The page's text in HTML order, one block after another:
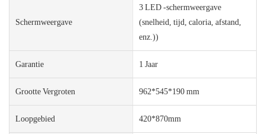
Schermweergave
3 LED -schermweergave
(snelheid, tijd, caloria, afstand,
enz.))
Garantie 1 Jaar
Grootte Vergroten 962*545*190 mm
Loopgebied 420*870mm